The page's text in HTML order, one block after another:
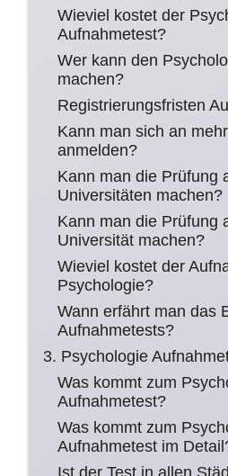
Wieviel kostet der
Aufnahmetest?
Wer kann den
machen?
Registrierungsfristen
Kann man sich an
anmelden?
Kann man die Prüfung
Universitäten machen?
Kann man die Prüfung
Universität machen?
Wieviel kostet der
Psychologie?
Wann erfährt man das
Aufnahmetests?
3. Psychologie
Was kommt zum
Aufnahmetest?
Was kommt zum
Aufnahmetest im